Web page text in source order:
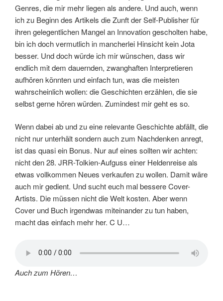
Genres, die mir mehr liegen als andere. Und auch, wenn
ich zu Beginn des Artikels die Zunft der Self-Publisher für
ihren gelegentlichen Mangel an Innovation gescholten habe,
bin ich doch vermutlich in mancherlei Hinsicht kein Jota
besser. Und doch würde ich mir wünschen, dass wir
endlich mit dem dauernden, zwanghaften Interpretieren
aufhören könnten und einfach tun, was die meisten
wahrscheinlich wollen: die Geschichten erzählen, die sie
selbst gerne hören würden. Zumindest mir geht es so.
Wenn dabei ab und zu eine relevante Geschichte abfällt, die
nicht nur unterhält sondern auch zum Nachdenken anregt,
ist das quasi ein Bonus. Nur auf eines sollten wir achten:
nicht den 28. JRR-Tolkien-Aufguss einer Heldenreise als
etwas vollkommen Neues verkaufen zu wollen. Damit wäre
auch mir gedient. Und sucht euch mal bessere Cover-
Artists. Die müssen nicht die Welt kosten. Aber wenn
Cover und Buch irgendwas miteinander zu tun haben,
macht das einfach mehr her. C U…
Auch zum Hören…